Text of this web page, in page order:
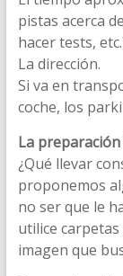
pistas acerca
hacer tests,
La dirección.
Si va en
coche, los
La preparación
¿Qué llevar
proponemos
no ser que le
utilice
imagen que